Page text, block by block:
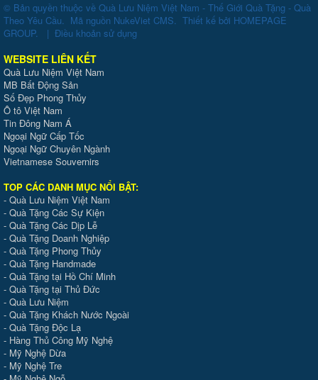
© Bản quyền thuộc về Quà Lưu Niệm Việt Nam - Thế Giới Quà Tặng - Quà
Theo Yêu Cầu. Mã nguồn NukeViet CMS. Thiết kế bởi HOMEPAGE
GROUP. | Điều khoản sử dụng
WEBSITE LIÊN KẾT
Quà Lưu Niệm Việt Nam
MB Bất Động Sản
Số Đẹp Phong Thủy
Ô tô Việt Nam
Tin Đông Nam Á
Ngoại Ngữ Cấp Tốc
Ngoại Ngữ Chuyên Ngành
Vietnamese Souvernirs
TOP CÁC DANH MỤC NỔI BẬT:
- Quà Lưu Niệm Việt Nam
- Quà Tặng Các Sự Kiện
- Quà Tặng Các Dịp Lễ
- Quà Tặng Doanh Nghiệp
- Quà Tặng Phong Thủy
- Quà Tặng Handmade
- Quà Tặng tại Hồ Chí Minh
- Quà Tặng tại Thủ Đức
- Quà Lưu Niệm
- Quà Tặng Khách Nước Ngoài
- Quà Tặng Độc Lạ
- Hàng Thủ Công Mỹ Nghệ
- Mỹ Nghệ Dừa
- Mỹ Nghệ Tre